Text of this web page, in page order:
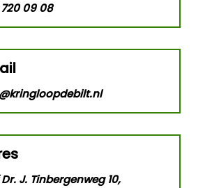
09 08
J. Tinbergenweg 10,